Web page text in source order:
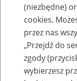
Praca w ZUS
Wszystkie
Jednostka ZUS:
(niezbędne)
cookies.
przez nas
„Przejdź do
zgody
wybierzesz